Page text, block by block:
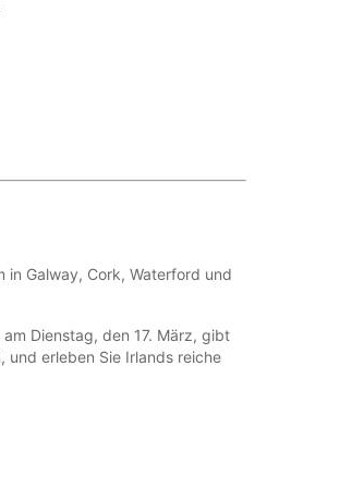
in Galway, Cork, Waterford und
Dienstag, den 17. März, gibt
und erleben Sie Irlands reiche